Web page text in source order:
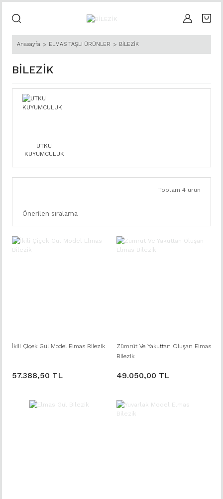
Anasayfa ELMAS TAŞLI ÜRÜNLER BİLEZİK
BİLEZİK
UTKU
KUYUMCULUK
Toplam 4 ürün
İkili Çiçek Gül Model Elmas Bilezik
57.388,50 TL
Zümrüt Ve Yakuttan Oluşan Elmas
Bilezik
49.050,00 TL